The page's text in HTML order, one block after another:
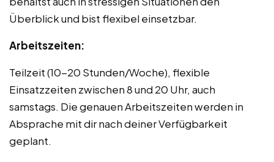
Überblick und bist flexibel einsetzbar.
Arbeitszeiten:
Teilzeit (10-20 Stunden/Woche), flexible
Einsatzzeiten zwischen 8 und 20 Uhr, auch
samstags. Die genauen Arbeitszeiten werden in
Absprache mit dir nach deiner Verfügbarkeit
geplant.